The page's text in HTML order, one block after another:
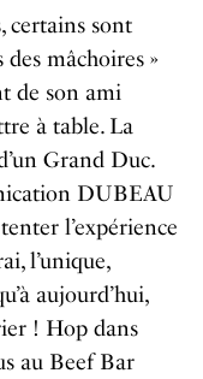
certains sont
mâchoires »
de son ami
à table. La
Grand Duc.
DUBEAU
l’expérience
l’unique,
aujourd’hui,
! Hop dans
au Beef Bar